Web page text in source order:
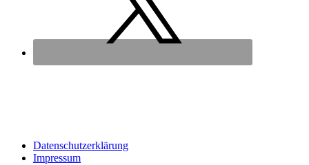
Datenschutz­erklärung
Impressum